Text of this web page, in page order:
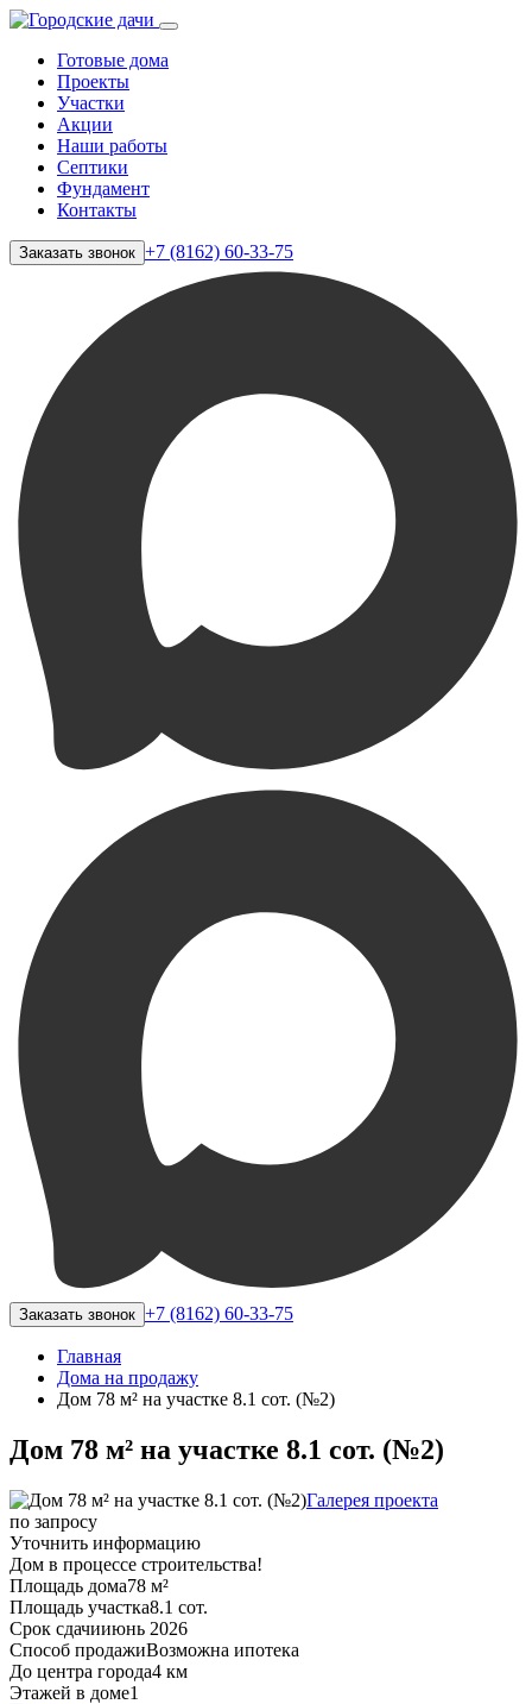
Готовые дома
Проекты
Участки
Акции
Наши работы
Септики
Фундамент
Контакты
Заказать звонок +7 (8162) 60-33-75
Заказать звонок +7 (8162) 60-33-75
Главная
Дома на продажу
Дом 78 м² на участке 8.1 сот. (№2)
Дом 78 м² на участке 8.1 сот. (№2)
Галерея проекта
по запросу
Уточнить информацию
Дом в процессе строительства!
Площадь дома78 м²
Площадь участка8.1 сот.
Срок сдачииюнь 2026
Способ продажиВозможна ипотека
До центра города4 км
Этажей в доме1